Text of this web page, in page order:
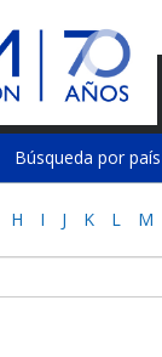
Búsqueda por país
H I J K L M